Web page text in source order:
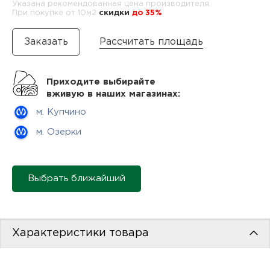
Указана рекомендованная цена производителя.
При покупке от 10м2 cкидки до 35%
Рассчитать площадь
Приходите выбирайте
вживую в наших магазинах:
м. Купчино
м. Озерки
Выбрать ближайший
Характеристики товара